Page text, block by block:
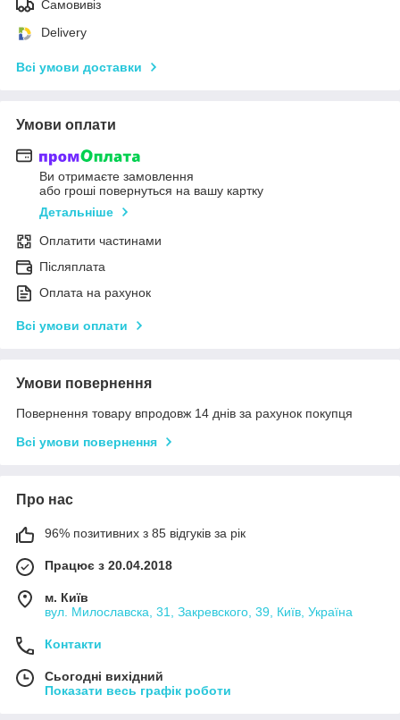
Самовивіз
Delivery
Всі умови доставки
Умови оплати
Ви отримаєте замовлення
або гроші повернуться на вашу картку
Детальніше
Оплатити частинами
Післяплата
Оплата на рахунок
Всі умови оплати
Умови повернення
Повернення товару впродовж 14 днів за рахунок покупця
Всі умови повернення
Про нас
96% позитивних з 85 відгуків за рік
Працює з 20.04.2018
м. Київ
вул. Милославска, 31, Закревского, 39, Київ, Україна
Контакти
Сьогодні вихідний
Показати весь графік роботи